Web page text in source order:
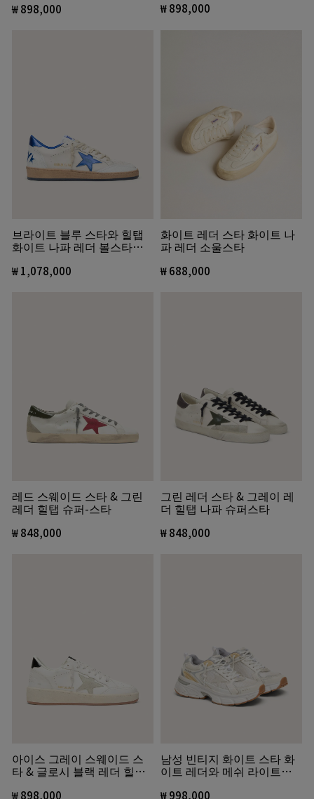
₩ 898,000 ₩ 898,000
브라이트 블루 스타와 힐탭
화이트 나파 레더 볼스타
₩ 1,078,000
화이트 레더 스타 화이트 나
파 레더 소울스타
₩ 688,000
레드 스웨이드 스타 & 그린
레더 힐탭 슈퍼-스타
₩ 848,000
그린 레더 스타 & 그레이 레
더 힐탭 나파 슈퍼스타
₩ 848,000
아이스 그레이 스웨이드 스
타 & 글로시 블랙 레더 힐탭
₩ 898,000
남성 빈티지 화이트 스타 화
이트 레더와 메쉬 라이트스
₩ 998,000